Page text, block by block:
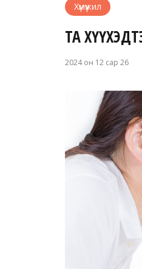
Хүмүүжил
ТА
2024 он 12 сар 26